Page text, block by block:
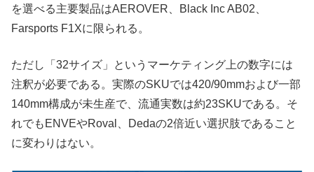
を選べる主要製品はAEROVER、Black Inc AB02、
Farsports F1Xに限られる。
ただし「32サイズ」というマーケティング上の数字には
注釈が必要である。実際のSKUでは420/90mmおよび一部
140mm構成が未生産で、流通実数は約23SKUである。そ
れでもENVEやRoval、Dedaの2倍近い選択肢であること
に変わりはない。